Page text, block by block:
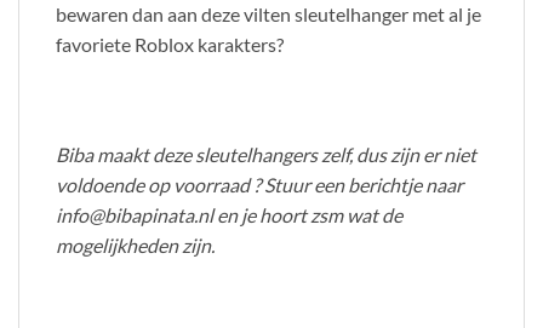
bewaren dan aan deze vilten sleutelhanger met al je
favoriete Roblox karakters?
Biba maakt deze sleutelhangers zelf, dus zijn er niet
voldoende op voorraad ? Stuur een berichtje naar
info@bibapinata.nl en je hoort zsm wat de
mogelijkheden zijn.